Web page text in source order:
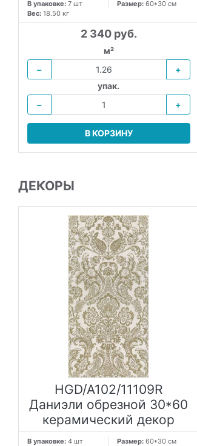
В упаковке: 7 шт Размер:60*30 см
Вес: 18.50 кг
2 340 руб.
м²
−
+
упак.
−
+
В КОРЗИНУ
ДЕКОРЫ
HGD/A102/11109R
Даниэли обрезной 30*60
керамический декор
В упаковке: 4 шт Размер:60*30 см